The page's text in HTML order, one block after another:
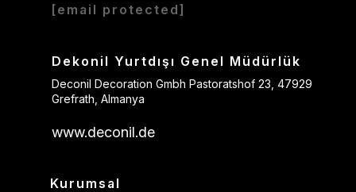
[email protected]
Dekonil Yurtdışı Genel Müdürlük
Deconil Decoration Gmbh Pastoratshof 23, 47929
Grefrath, Almanya
www.deconil.de
Kurumsal